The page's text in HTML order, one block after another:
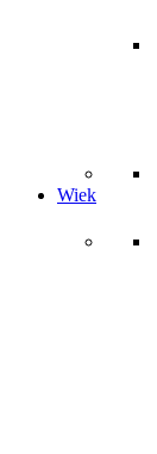
Wiek